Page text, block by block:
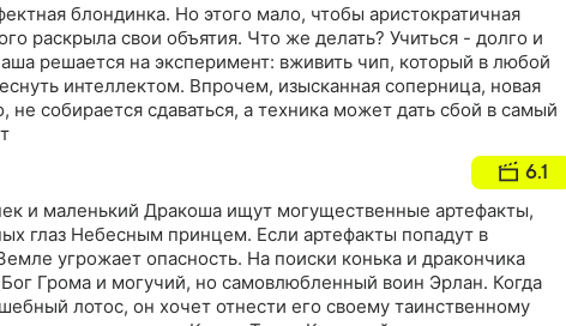
блондинка. Но этого мало, чтобы аристократичная
раскрыла свои объятия. Что же делать? Учиться - долго и
решается на эксперимент: вживить чип, который в любой
интеллектом. Впрочем, изысканная соперница, новая
не собирается сдаваться, а техника может дать сбой в самый
6.1
и маленький Дракоша ищут могущественные артефакты,
глаз Небесным принцем. Если артефакты попадут в
угрожает опасность. На поиски конька и дракончика
Грома и могучий, но самовлюбленный воин Эрлан. Когда
лотос, он хочет отнести его своему таинственному